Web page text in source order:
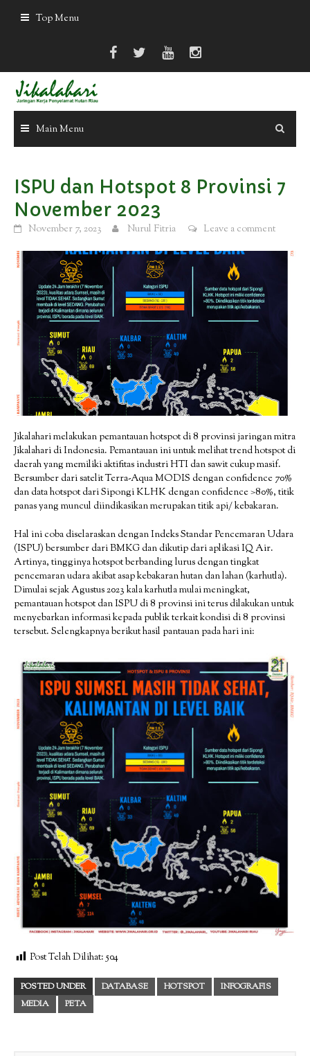
Top Menu
Main Menu
ISPU dan Hotspot 8 Provinsi 7
November 2023
November 7, 2023 Nurul Fitria Leave a comment
Jikalahari melakukan pemantauan hotspot di 8 provinsi jaringan mitra
Jikalahari di Indonesia. Pemantauan ini untuk melihat trend hotspot di
daerah yang memiliki aktifitas industri HTI dan sawit cukup masif.
Bersumber dari satelit Terra-Aqua MODIS dengan confidence 70%
dan data hotspot dari Sipongi KLHK dengan confidence >80%, titik
panas yang muncul diindikasikan merupakan titik api/ kebakaran.
Hal ini coba diselaraskan dengan Indeks Standar Pencemaran Udara
(ISPU) bersumber dari BMKG dan dikutip dari aplikasi IQ Air.
Artinya, tingginya hotspot berbanding lurus dengan tingkat
pencemaran udara akibat asap kebakaran hutan dan lahan (karhutla).
Dimulai sejak Agustus 2023 kala karhutla mulai meningkat,
pemantauan hotspot dan ISPU di 8 provinsi ini terus dilakukan untuk
menyebarkan informasi kepada publik terkait kondisi di 8 provinsi
tersebut. Selengkapnya berikut hasil pantauan pada hari ini:
Post Telah Dilihat: 504
POSTED UNDER DATABASE HOTSPOT
INFOGRAFIS
MEDIA
PETA